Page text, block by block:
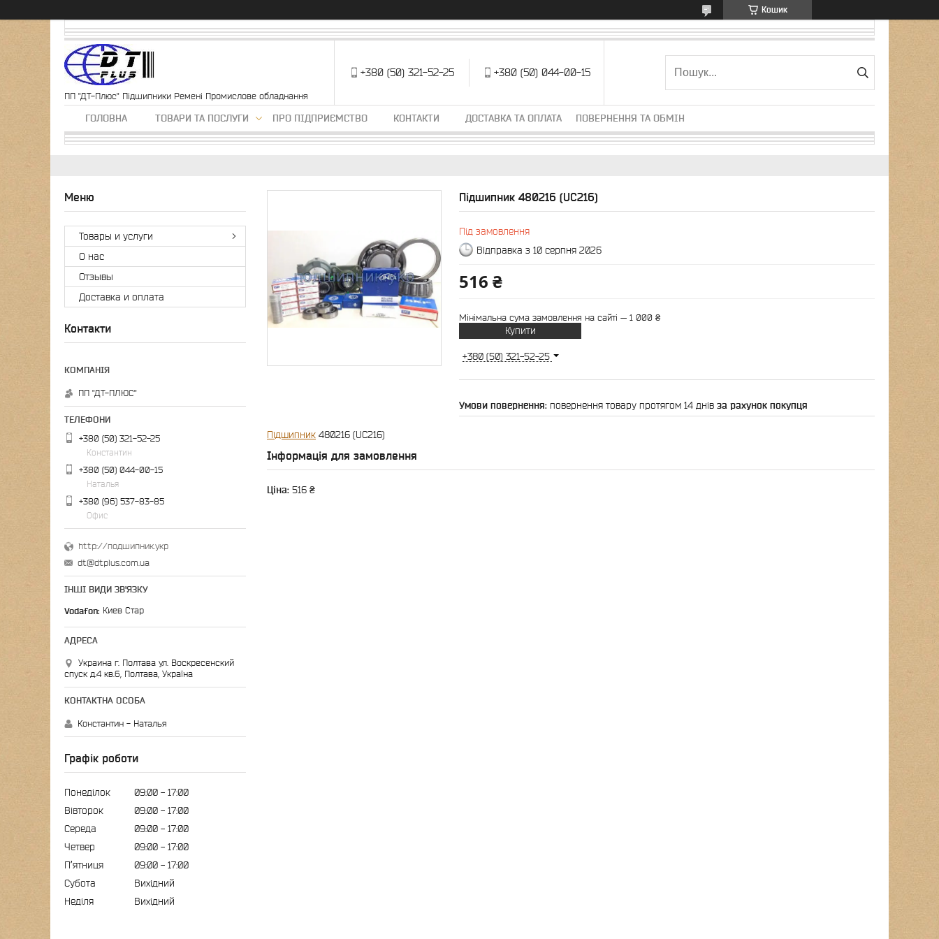
Кошик
ПП "ДТ-Плюс" Підшипники Ремені Промислове обладнання
+380 (50) 321-52-25 +380 (50) 044-00-15
ГОЛОВНА ТОВАРИ ТА ПОСЛУГИ ПРО ПІДПРИЄМСТВО КОНТАКТИ ДОСТАВКА ТА ОПЛАТА ПОВЕРНЕННЯ ТА ОБМІН
Підшипник 480216 (UC216)
Під замовлення
Відправка з 10 серпня 2026
516 ₴
Мінімальна сума замовлення на сайті — 1 000 ₴
Купити
+380 (50) 321-52-25
повернення товару протягом 14 днів за рахунок покупця
Підшипник 480216 (UC216)
Інформація для замовлення
Ціна: 516 ₴
Товары и услуги
О нас
Отзывы
Доставка и оплата
Контакти
ПП "ДТ-ПЛЮС"
+380 (50) 321-52-25
Константин
+380 (50) 044-00-15
Наталья
+380 (96) 537-83-85
Офис
http://подшипник.укр
dt@dtplus.com.ua
ІНШІ ВИДИ ЗВ'ЯЗКУ
Vodafon Киев Стар
Украина г. Полтава ул. Воскресенский
спуск д.4 кв.6, Полтава, Україна
Константин - Наталья
Графік роботи
Понеділок 09:00
17:00
Вівторок
09:00
17:00
Середа
09:00
17:00
Четвер
09:00
17:00
Пʼятниця
09:00
17:00
Субота
Вихідний
Неділя
Вихідний